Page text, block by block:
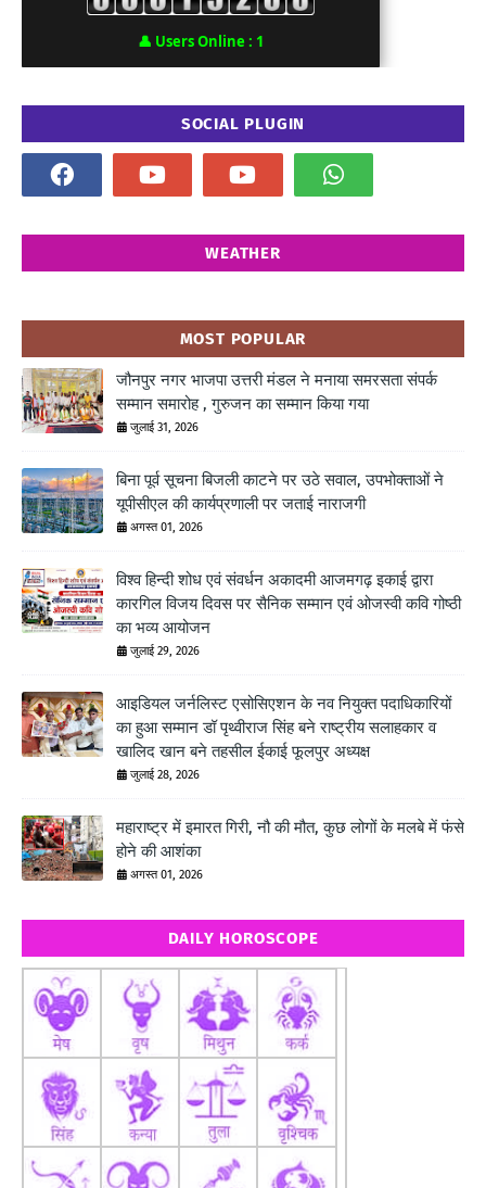
👤 Users Online : 1
SOCIAL PLUGIN
WEATHER
MOST POPULAR
जौनपुर नगर भाजपा उत्तरी मंडल ने मनाया समरसता संपर्क
सम्मान समारोह , गुरुजन का सम्मान किया गया
जुलाई 31, 2026
बिना पूर्व सूचना बिजली काटने पर उठे सवाल, उपभोक्ताओं ने
यूपीसीएल की कार्यप्रणाली पर जताई नाराजगी
अगस्त 01, 2026
विश्व हिन्दी शोध एवं संवर्धन अकादमी आजमगढ़ इकाई द्वारा
कारगिल विजय दिवस पर सैनिक सम्मान एवं ओजस्वी कवि गोष्ठी
का भव्य आयोजन
जुलाई 29, 2026
आइडियल जर्नलिस्ट एसोसिएशन के नव नियुक्त पदाधिकारियों
का हुआ सम्मान डॉ पृथ्वीराज सिंह बने राष्ट्रीय सलाहकार व
खालिद खान बने तहसील ईकाई फूलपुर अध्यक्ष
जुलाई 28, 2026
महाराष्ट्र में इमारत गिरी, नौ की मौत, कुछ लोगों के मलबे में फंसे
होने की आशंका
अगस्त 01, 2026
DAILY HOROSCOPE